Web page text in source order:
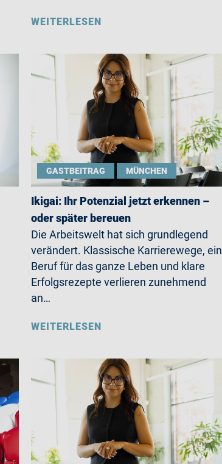
WEITERLESEN
GASTBEITRAG MÜNCHEN
Ikigai: Ihr Potenzial jetzt erkennen –
oder später bereuen
Die Arbeitswelt hat sich grundlegend
verändert. Klassische Karrierewege, ein
Beruf für das ganze Leben und klare
Erfolgsrezepte verlieren zunehmend
an…
WEITERLESEN